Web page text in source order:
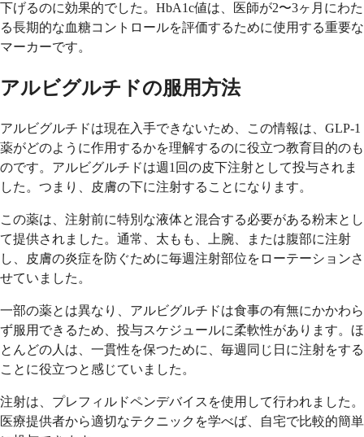
下げるのに効果的でした。HbA1c値は、医師が2〜3ヶ月にわた
る長期的な血糖コントロールを評価するために使用する重要な
マーカーです。
アルビグルチドの服用方法
アルビグルチドは現在入手できないため、この情報は、GLP-1
薬がどのように作用するかを理解するのに役立つ教育目的のも
のです。アルビグルチドは週1回の皮下注射として投与されま
した。つまり、皮膚の下に注射することになります。
この薬は、注射前に特別な液体と混合する必要がある粉末とし
て提供されました。通常、太もも、上腕、または腹部に注射
し、皮膚の炎症を防ぐために毎週注射部位をローテーションさ
せていました。
一部の薬とは異なり、アルビグルチドは食事の有無にかかわら
ず服用できるため、投与スケジュールに柔軟性があります。ほ
とんどの人は、一貫性を保つために、毎週同じ日に注射をする
ことに役立つと感じていました。
注射は、プレフィルドペンデバイスを使用して行われました。
医療提供者から適切なテクニックを学べば、自宅で比較的簡単